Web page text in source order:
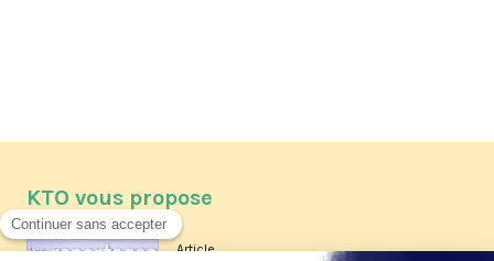
KTO vous propose
Article